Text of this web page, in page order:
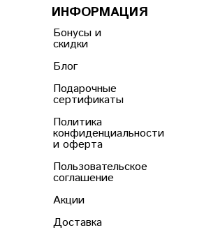
ИНФОРМАЦИЯ
Бонусы и
скидки
Блог
Подарочные
сертификаты
Политика
конфиденциальности
и оферта
Пользовательское
соглашение
Акции
Доставка